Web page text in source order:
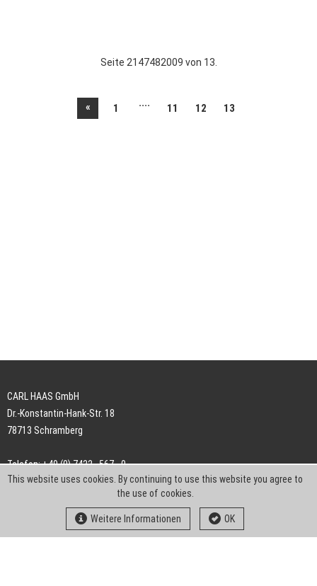
Seite 2147482009 von 13.
« 1 .... 11 12 13
CARL HAAS GmbH
Dr.-Konstantin-Hank-Str. 18
78713 Schramberg
Telefon: +49 (0) 7422 . 567 - 0
Telefax: +49 (0) 7422 . 567 - 239
info-ch@kern-liebers.com
This website uses cookies. By continuing to use this website you agree to
the use of cookies.
Weitere Informationen OK